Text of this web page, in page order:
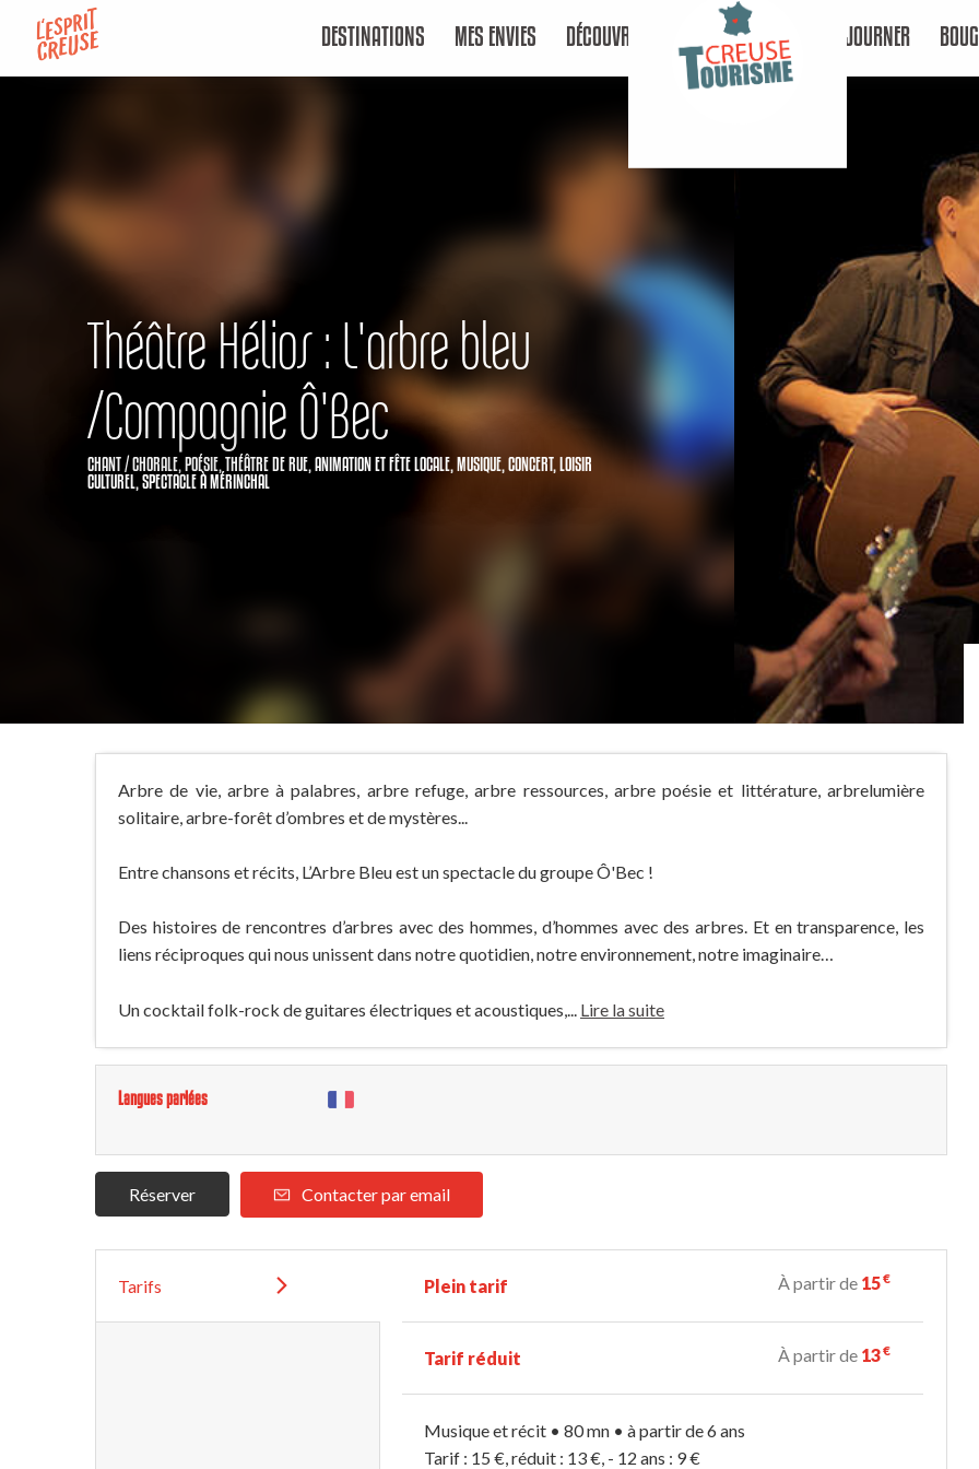
contenu
DESTINATIONS MES ENVIES DÉCOUVRIR SÉJOURNER
Théâtre Hélios : L'arbre bleu
/Compagnie Ô'Bec
CHANT / CHORALE, POÉSIE, THÉÂTRE DE RUE, ANIMATION ET FÊTE LOCALE, MUSIQUE, CONCERT, LOISIR
CULTUREL, SPECTACLEÀ MÉRINCHAL
Arbre de vie, arbre à palabres, arbre refuge, arbre ressources, arbre poésie et littérature, arbrelumière
solitaire, arbre-forêt d’ombres et de mystères...
Entre chansons et récits, L’Arbre Bleu est un spectacle du groupe Ô'Bec !
Des histoires de rencontres d’arbres avec des hommes, d’hommes avec des arbres. Et en transparence, les
liens réciproques qui nous unissent dans notre quotidien, notre environnement, notre imaginaire…
Un cocktail folk-rock de guitares électriques et acoustiques,... Lire la suite
Langues parlées
Réserver Contacter par email
Tarifs Plein tarif À partir de 15€
Tarif réduit À partir de 13€
Musique et récit • 80 mn • à partir de 6 ans
Tarif : 15 €, réduit : 13 €, - 12 ans : 9 €